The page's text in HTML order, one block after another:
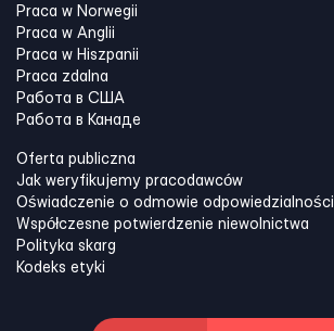
Praca w Norwegii
Praca w Anglii
Praca w Hiszpanii
Praca zdalna
Работа в США
Работа в Канадe
Oferta publiczna
Jak weryfikujemy pracodawców
Oświadczenie o odmowie odpowiedzialności
Współczesne potwierdzenie niewolnictwa
Polityka skarg
Kodeks etyki